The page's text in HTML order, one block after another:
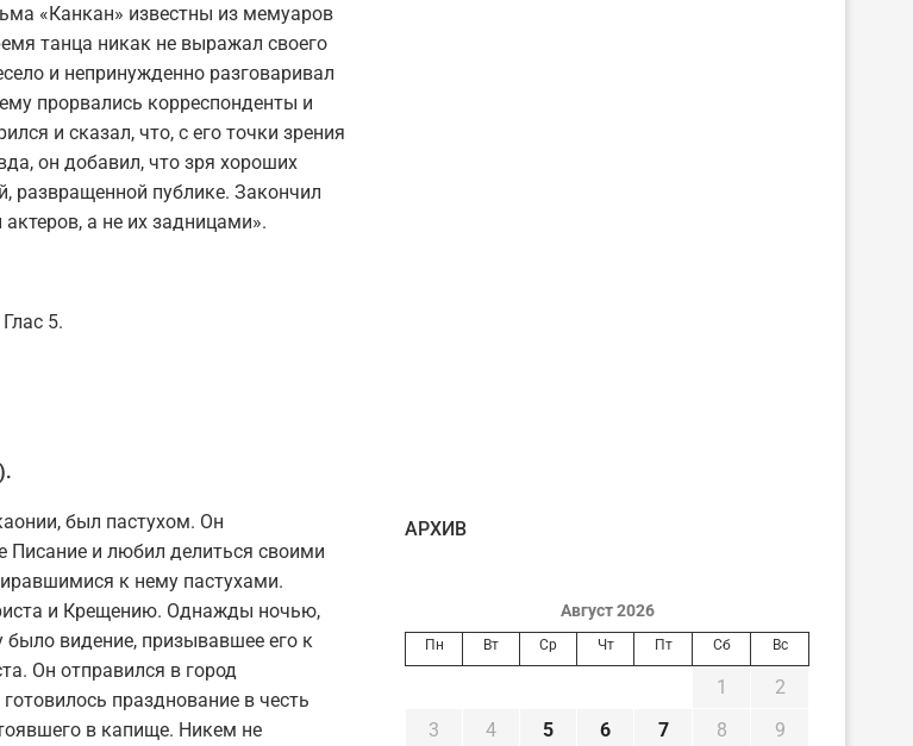
«Канкан» известны из мемуаров
танца никак не выражал своего
и непринужденно разговаривал
прорвались корреспонденты и
и сказал, что, с его точки зрения
он добавил, что зря хороших
развращенной публике. Закончил
а не их задницами».
Глас 5.
был пастухом. Он
Писание и любил делиться своими
к нему пастухами.
и Крещению. Однажды ночью,
видение, призывавшее его к
Он отправился в город
празднование в честь
в капище. Никем не
AРХИВ
Август 2026
Пн Вт Ср Чт Пт Сб Вс
1
2
3
4 5 6 7 8
9